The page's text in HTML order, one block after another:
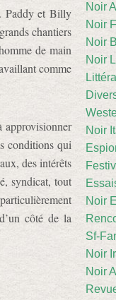
Paddy et Billy
chantiers
de main
comme
approvisionner
conditions qui
des intérêts
syndicat, tout
côté de la
Noir
Noir
Noir
Noir
Noir
Noir
Sf-
Noir
Noir